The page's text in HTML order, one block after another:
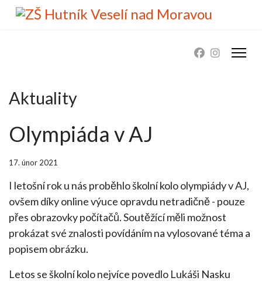
Aktuality
Olympiáda v AJ
17. únor 2021
I letošní rok u nás proběhlo školní kolo olympiády v AJ,
ovšem díky online výuce opravdu netradičně - pouze
přes obrazovky počítačů. Soutěžící měli možnost
prokázat své znalosti povídáním na vylosované téma a
popisem obrázku.
Letos se školní kolo nejvíce povedlo Lukáši Nasku